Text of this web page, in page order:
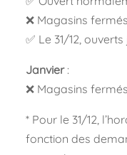
❌ Magasins
✅ Le 31/12,
Janvier:
❌ Magasins
* Pour le 31/12,
fonction des